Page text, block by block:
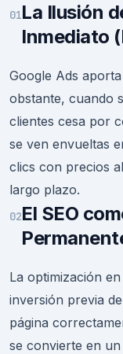
01La Ilusión
Inmediato
Google Ads
obstante, cuando
clientes cesa por
se ven envueltas
clics con precios
largo plazo.
02El SEO
La optimización
inversión previa
página
se convierte en